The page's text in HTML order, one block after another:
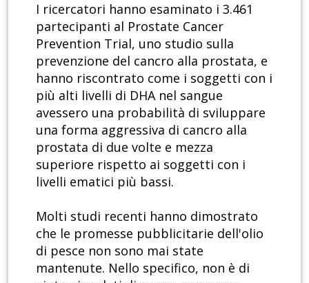
I ricercatori hanno esaminato i 3.461
partecipanti al Prostate Cancer
Prevention Trial, uno studio sulla
prevenzione del cancro alla prostata, e
hanno riscontrato come i soggetti con i
più alti livelli di DHA nel sangue
avessero una probabilità di sviluppare
una forma aggressiva di cancro alla
prostata di due volte e mezza
superiore rispetto ai soggetti con i
livelli ematici più bassi.
Molti studi recenti hanno dimostrato
che le promesse pubblicitarie dell'olio
di pesce non sono mai state
mantenute. Nello specifico, non è di